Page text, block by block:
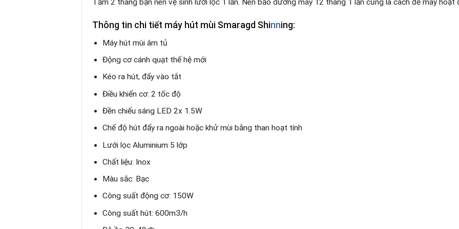
Tầm 2 tháng bạn nên vệ sinh lưới lọc 1 lần. Nên bảo dưỡng máy 12 tháng 1 lần cũng là cách để máy hoạt
Thông tin chi tiết máy hút mùi Smaragd Shinning:
Máy hút mùi âm tủ
Động cơ cánh quạt thế hệ mới
Kéo ra hút, đẩy vào tắt
Điều khiển cơ: 2 tốc độ
Đền chiếu sáng LED 2x 1.5W
Chế độ hút đẩy ra ngoài hoặc khử mùi bằng than hoạt tính
Lưới lọc Aluminium 5 lớp
Chất liệu: Inox
Màu sắc: Bạc
Công suất động cơ: 150W
Công suất hút: 600m3/h